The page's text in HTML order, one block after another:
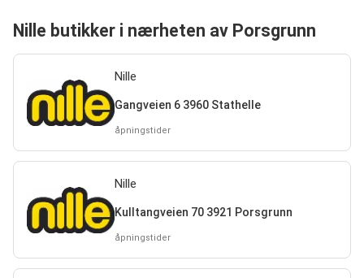
Nille butikker i nærheten av Porsgrunn
Nille
Gangveien 6 3960 Stathelle
åpningstider
Nille
Kulltangveien 70 3921 Porsgrunn
åpningstider